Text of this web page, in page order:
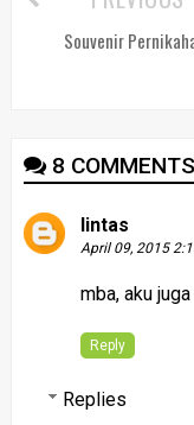
Souvenir
8
lintas
April 09, 2015
mba, aku
Reply
Replies